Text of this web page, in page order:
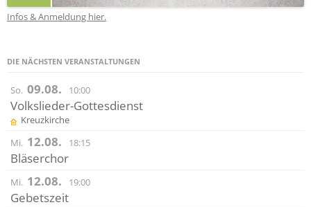
Infos & Anmeldung hier.
DIE NÄCHSTEN VERANSTALTUNGEN
So. 09.08. 10:00
Volkslieder-Gottesdienst
Kreuzkirche
Mi. 12.08. 18:15
Bläserchor
Mi. 12.08. 19:00
Gebetszeit